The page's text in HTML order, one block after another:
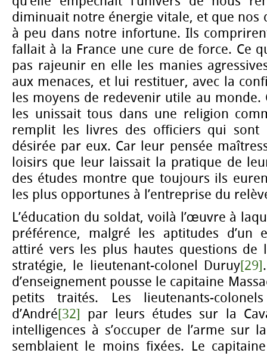
diminuait notre énergie vitale, et que nos
à peu dans notre infortune. Ils
fallait à la France une cure de force. Ce
pas rajeunir en elle les manies
aux menaces, et lui restituer, avec la
les moyens de redevenir utile au monde.
les unissait tous dans une religion
remplit les livres des officiers qui sont
désirée par eux. Car leur pensée
loisirs que leur laissait la pratique de
des études montre que toujours ils
les plus opportunes à l’entreprise du
L’éducation du soldat, voilà l’œuvre à
préférence, malgré les aptitudes d’un
attiré vers les plus hautes questions
stratégie, le lieutenant-colonel Duruy[29]
d’enseignement pousse le capitaine
petits traités. Les lieutenants-
d’André[32] par leurs études sur la
intelligences à s’occuper de l’arme sur
semblaient le moins fixées. Le